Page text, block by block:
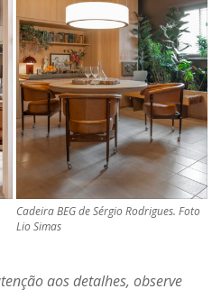
Cadeira BEG de Sérgio Rodrigues. Foto
Lio Simas
aos detalhes, observe